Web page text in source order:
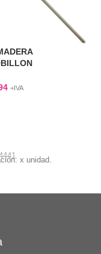
+IVA
x unidad.